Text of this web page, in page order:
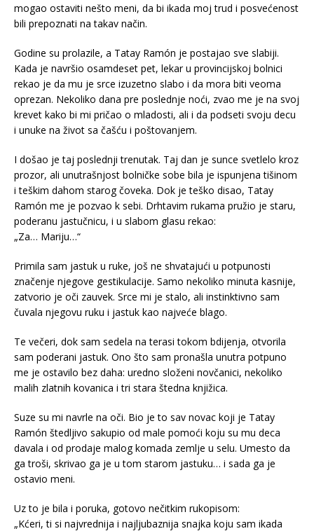
mogao ostaviti nešto meni, da bi ikada moj trud i posvećenost
bili prepoznati na takav način.
Godine su prolazile, a Tatay Ramón je postajao sve slabiji.
Kada je navršio osamdeset pet, lekar u provincijskoj bolnici
rekao je da mu je srce izuzetno slabo i da mora biti veoma
oprezan. Nekoliko dana pre poslednje noći, zvao me je na svoj
krevet kako bi mi pričao o mladosti, ali i da podseti svoju decu
i unuke na život sa čašću i poštovanjem.
I došao je taj poslednji trenutak. Taj dan je sunce svetlelo kroz
prozor, ali unutrašnjost bolničke sobe bila je ispunjena tišinom
i teškim dahom starog čoveka. Dok je teško disao, Tatay
Ramón me je pozvao k sebi. Drhtavim rukama pružio je staru,
poderanu jastučnicu, i u slabom glasu rekao:
„Za… Mariju…“
Primila sam jastuk u ruke, još ne shvatajući u potpunosti
značenje njegove gestikulacije. Samo nekoliko minuta kasnije,
zatvorio je oči zauvek. Srce mi je stalo, ali instinktivno sam
čuvala njegovu ruku i jastuk kao najveće blago.
Te večeri, dok sam sedela na terasi tokom bdijenja, otvorila
sam poderani jastuk. Ono što sam pronašla unutra potpuno
me je ostavilo bez daha: uredno složeni novčanici, nekoliko
malih zlatnih kovanica i tri stara štedna knjižica.
Suze su mi navrle na oči. Bio je to sav novac koji je Tatay
Ramón štedljivo sakupio od male pomoći koju su mu deca
davala i od prodaje malog komada zemlje u selu. Umesto da
ga troši, skrivao ga je u tom starom jastuku… i sada ga je
ostavio meni.
Uz to je bila i poruka, gotovo nečitkim rukopisom:
„Kćeri, ti si najvrednija i najljubaznija snajka koju sam ikada